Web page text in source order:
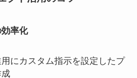
率化
にカスタム指示を設定したプ